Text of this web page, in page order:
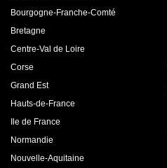
Bourgogne-Franche-Comté
Bretagne
Centre-Val de Loire
Corse
Grand Est
Hauts-de-France
Ile de France
Normandie
Nouvelle-Aquitaine